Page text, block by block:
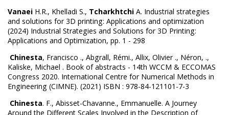
Vanaei H.R., Khelladi S., Tcharkhtchi A. Industrial strategies
and solutions for 3D printing: Applications and optimization
(2024) Industrial Strategies and Solutions for 3D Printing:
Applications and Optimization, pp. 1 - 298
Chinesta, Francisco ., Abgrall, Rémi., Allix, Olivier ., Néron, .,
Kaliske, Michael . Book of abstracts - 14th WCCM & ECCOMAS
Congress 2020. International Centre for Numerical Methods in
Engineering (CIMNE). (2021) ISBN : 978-84-121101-7-3
Chinesta. F., Abisset-Chavanne., Emmanuelle. A Journey
Around the Different Scales Involved in the Description of